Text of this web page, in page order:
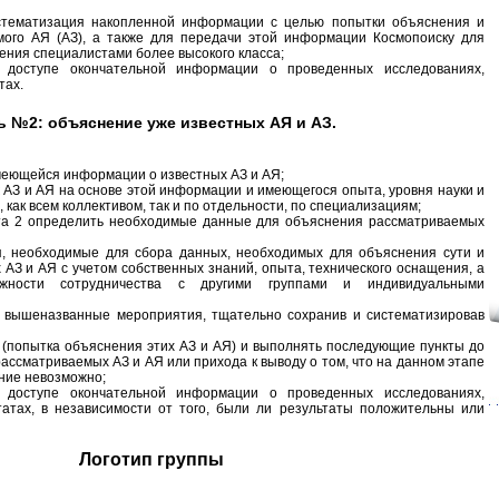
накопленной информации с целью попытки объяснения и
АЯ (АЗ), а также для передачи этой информации Космопоиску для
специалистами более высокого класса;
окончательной информации о проведенных исследованиях,
№2: объяснение уже известных АЯ и АЗ.
информации о известных АЗ и АЯ;
АЗ и АЯ на основе этой информации и имеющегося опыта, уровня науки и
всем коллективом, так и по отдельности, по специализациям;
2 определить необходимые данные для объяснения рассматриваемых
необходимые для сбора данных, необходимых для объяснения сути и
и АЯ с учетом собственных знаний, опыта, технического оснащения, а
сотрудничества с другими группами и индивидуальными
вышеназванные мероприятия, тщательно сохранив и систематизировав
(попытка объяснения этих АЗ и АЯ) и выполнять последующие пункты до
АЗ и АЯ или прихода к выводу о том, что на данном этапе
невозможно;
окончательной информации о проведенных исследованиях,
в независимости от того, были ли результаты положительны или
Логотип группы